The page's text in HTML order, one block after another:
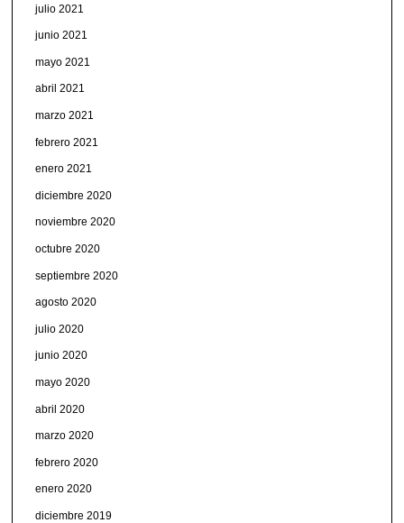
julio 2021
junio 2021
mayo 2021
abril 2021
marzo 2021
febrero 2021
enero 2021
diciembre 2020
noviembre 2020
octubre 2020
septiembre 2020
agosto 2020
julio 2020
junio 2020
mayo 2020
abril 2020
marzo 2020
febrero 2020
enero 2020
diciembre 2019